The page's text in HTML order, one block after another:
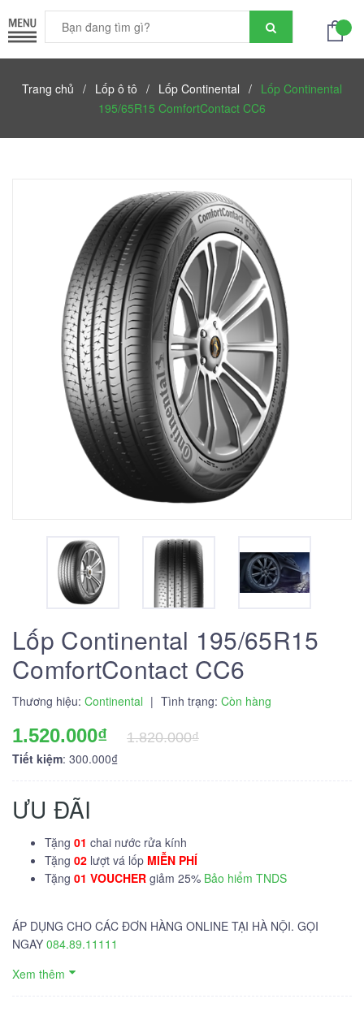
Trang chủ / Lốp ô tô / Lốp Continental / Lốp Continental
195/65R15 ComfortContact CC6
Lốp Continental 195/65R15
ComfortContact CC6
Thương hiệu: Continental | Tình trạng: Còn hàng
1.520.000₫
1.820.000₫
Tiết kiệm: 300.000₫
ƯU ĐÃI
Tặng 01 chai nước rửa kính
Tặng 02 lượt vá lốp MIỄN PHÍ
Tặng 01 VOUCHER giảm 25% Bảo hiểm TNDS
ÁP DỤNG CHO CÁC ĐƠN HÀNG ONLINE TẠI HÀ NỘI. GỌI
NGAY 084.89.11111
Xem thêm